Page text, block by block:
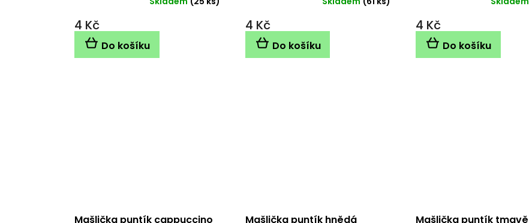
4 Kč
Do košíku
4 Kč
Do košíku
4 Kč
Do košíku
Mašlička puntík cappuccino Mašlička puntík hnědá Mašlička puntík tmavě